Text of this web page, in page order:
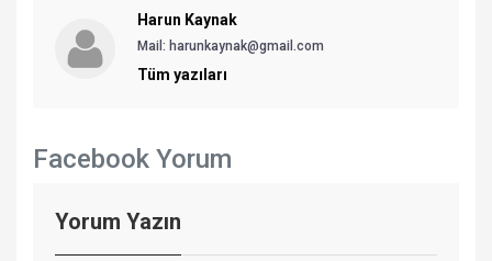
Harun Kaynak
Mail: harunkaynak@gmail.com
Tüm yazıları
Facebook Yorum
Yorum Yazın